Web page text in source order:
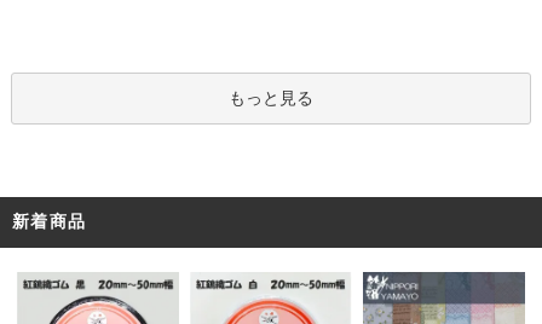
もっと見る
新着商品